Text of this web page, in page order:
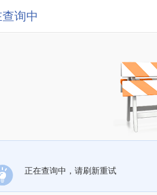
询中
正在查询中，请刷新重试